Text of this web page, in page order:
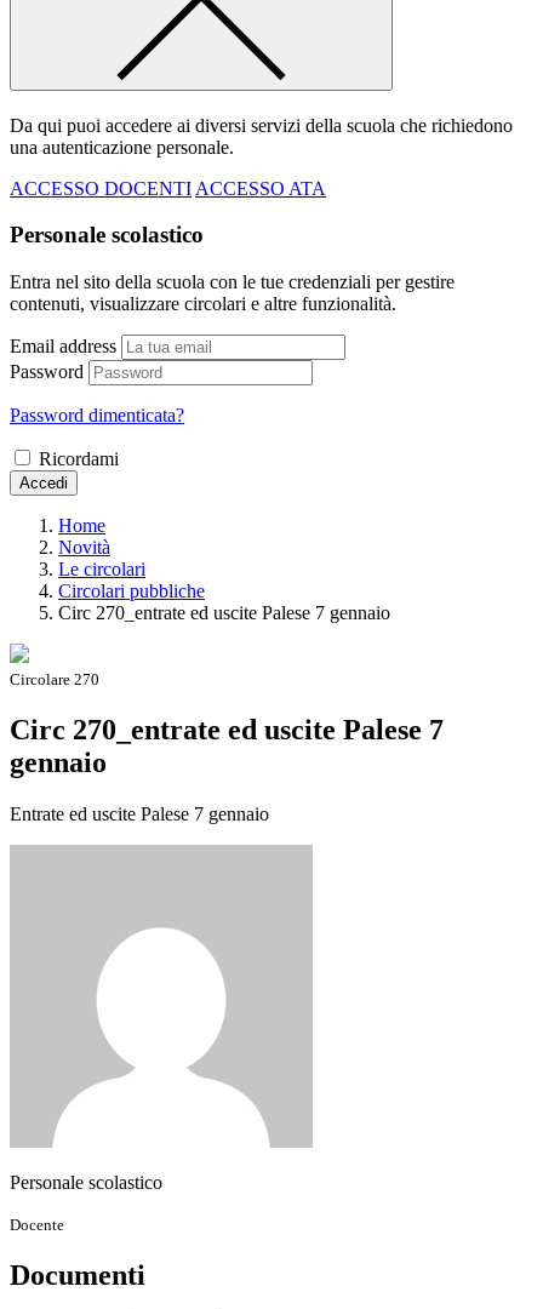
Da qui puoi accedere ai diversi servizi della scuola che richiedono
una autenticazione personale.
ACCESSO DOCENTI ACCESSO ATA
Personale scolastico
Entra nel sito della scuola con le tue credenziali per gestire
contenuti, visualizzare circolari e altre funzionalità.
Email address
Password
Password dimenticata?
Ricordami
Accedi
Home
Novità
Le circolari
Circolari pubbliche
Circ 270_entrate ed uscite Palese 7 gennaio
Circolare 270
Circ 270_entrate ed uscite Palese 7
gennaio
Entrate ed uscite Palese 7 gennaio
Personale scolastico
Docente
Documenti